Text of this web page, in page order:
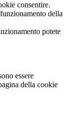
consentire.
della
potete
essere
della cookie